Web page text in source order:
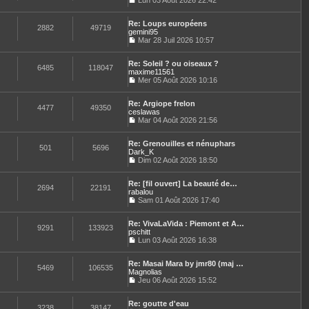
e
r
e
r
n
i
r
m
e
s
s
a
g
e
o
n
s
u
e
r
e
r
n
i
r
m
e
s
s
a
g
e
2882 49719
Re: Loups européens
gemini95
o
n
s
u
e
r
e
r
n
i
r
m
e
s
s
a
g
e
Mar 28 Juil 2026 10:57
6485 118047
Re: Soleil ? ou oiseaux ?
maxime11561
o
n
s
u
e
r
e
r
n
i
r
m
e
s
s
a
g
e
Mer 05 Août 2026 10:16
4477 49350
Re: Argiope frelon
ceslawas
o
n
s
u
e
r
e
r
n
i
r
m
e
s
s
Mar 04 Août 2026 21:56
501 5696
Re: Grenouilles et nénuphars
Dark_K
o
n
s
u
e
r
e
r
n
i
Dim 02 Août 2026 18:50
2694 22191
Re: [fil ouvert] La beauté de…
rabalou
o
n
s
u
e
r
e
Sam 01 Août 2026 17:40
9291 133923
Re: VivaLaVida : Piemont et A…
pschitt
o
n
s
u
e
Lun 03 Août 2026 16:38
5469 106535
Re: Masai Mara by jmr80 (maj …
Magnolias
o
n
Jeu 06 Août 2026 15:52
Re: goutte d'eau